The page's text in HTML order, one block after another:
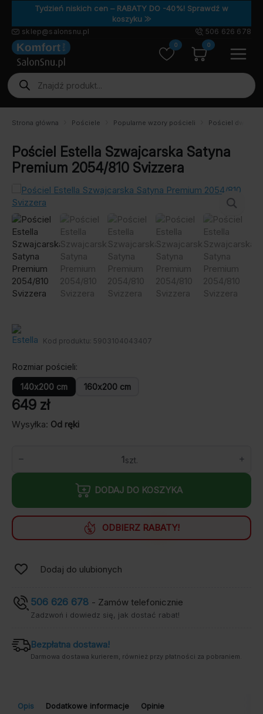
Tydzień niskich cen – RABATY DO -40%! Sprawdź w
koszyku ⨠
sklep@salonsnu.pl 506 626 678
Wyszukiwarka
produktów
0 0
Strona główna Pościele Popularne wzory pościeli Pościel
Pościel Estella Szwajcarska Satyna
Premium 2054/810 Svizzera
Kod produktu: 5903104043407
Rozmiar pościeli
140x200 cm
160x200 cm
649 zł
Wysyłka: Od ręki
ilość
Pościel
Szwajcarska
Premium
2054/810
Svizzera
DODAJ DO KOSZYKA
ODBIERZ RABATY!
Dodaj do ulubionych
506 626 678 - Zamów telefonicznie
Zadzwoń i dowiedz się, jak dostać rabat!
Bezpłatna dostawa!
Darmowa dostawa kurierem, również przy płatności za pobraniem.
Opis Dodatkowe informacje Opinie